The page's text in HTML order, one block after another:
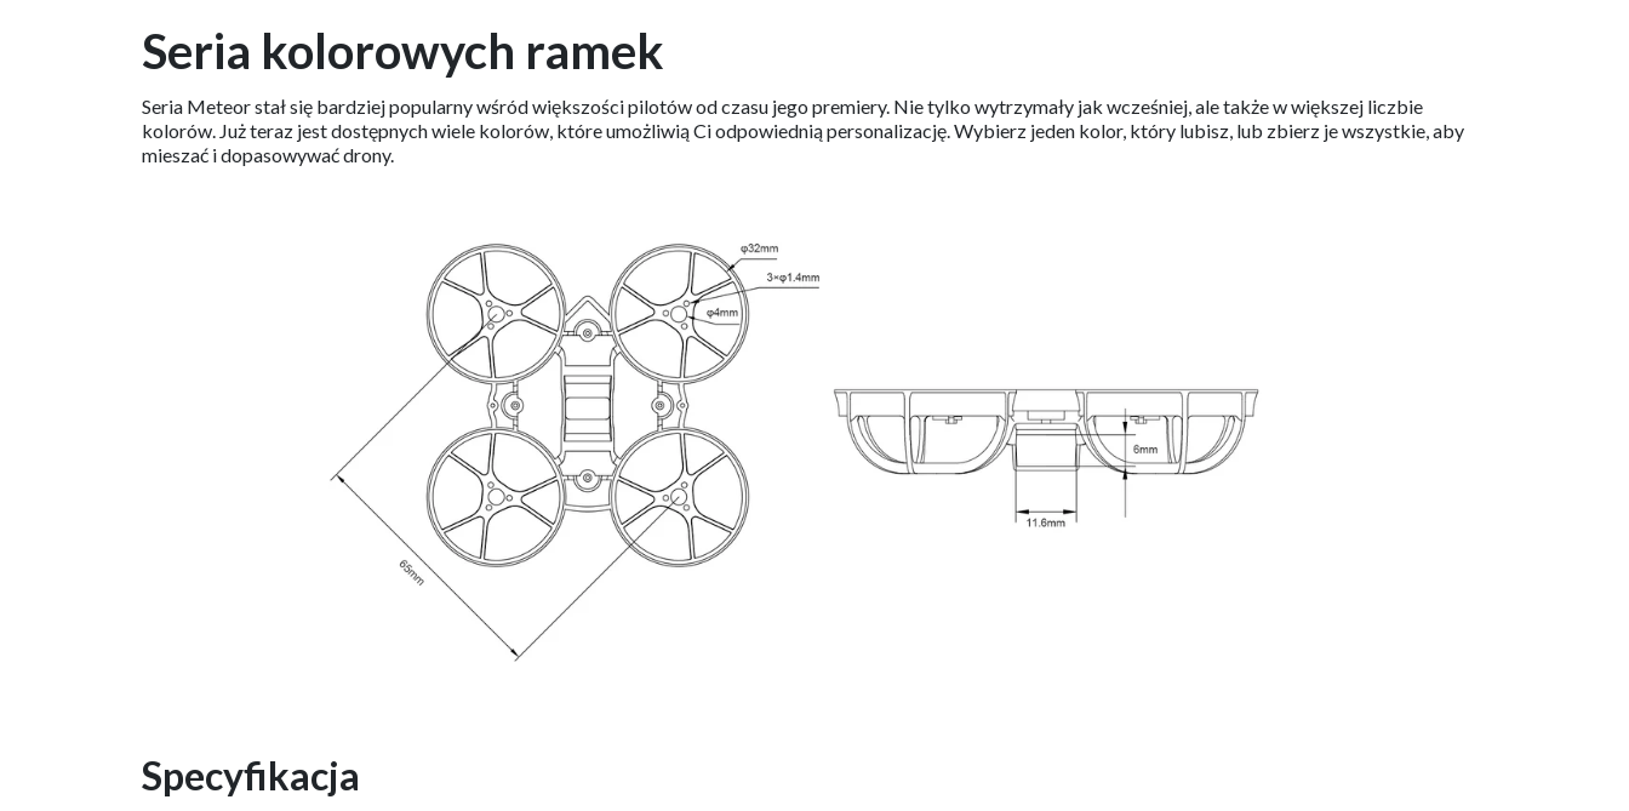
Seria kolorowych ramek
Seria Meteor stał się bardziej popularny wśród większości pilotów od czasu jego premiery. Nie tylko wytrzymały jak wcześniej, ale także w większej liczbie
kolorów. Już teraz jest dostępnych wiele kolorów, które umożliwią Ci odpowiednią personalizację. Wybierz jeden kolor, który lubisz, lub zbierz je wszystkie, aby
mieszać i dopasowywać drony.
Specyfikacja